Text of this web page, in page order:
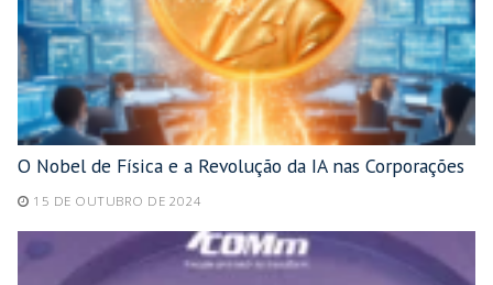
O Nobel de Física e a Revolução da IA nas Corporações
15 DE OUTUBRO DE 2024